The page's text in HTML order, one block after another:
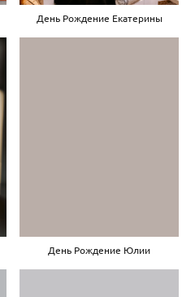
День Рождение Екатерины
День Рождение Юлии